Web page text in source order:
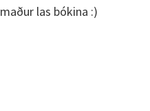
las bókina :)